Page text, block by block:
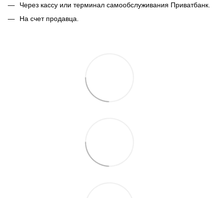
Через кассу или терминал самообслуживания Приватбанк.
На счет продавца.